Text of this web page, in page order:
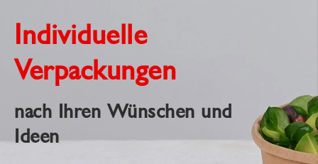
Individuelle
Verpackungen
nach Ihren Wünschen und
Ideen